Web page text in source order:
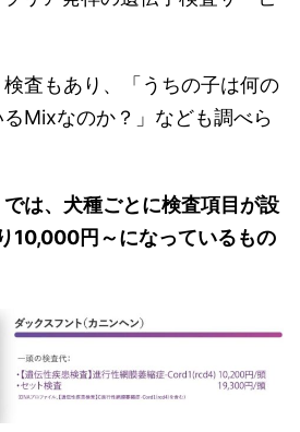
検査もあり、「うちの子は何の
Mixなのか？」なども調べら
では、犬種ごとに検査項目が設
10,000円～になっているもの